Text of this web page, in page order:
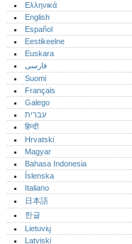
Ελληνικά
English
Español
Eestikeelne
Euskara
فارسی
Suomi
Français
Galego
עברית
हिन्दी
Hrvatski
Magyar
Bahasa Indonesia
Íslenska
Italiano
日本語
한글
Lietuvių
Latviski